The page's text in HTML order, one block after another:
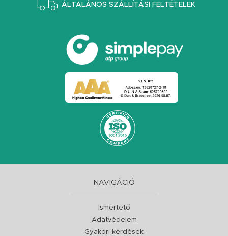
ÁLTALÁNOS SZÁLLÍTÁSI FELTÉTELEK
NAVIGÁCIÓ
Ismertető
Adatvédelem
Gyakori kérdések